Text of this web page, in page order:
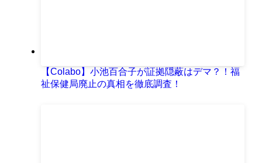
【Colabo】小池百合子が証拠隠蔽はデマ？！福
祉保健局廃止の真相を徹底調査！